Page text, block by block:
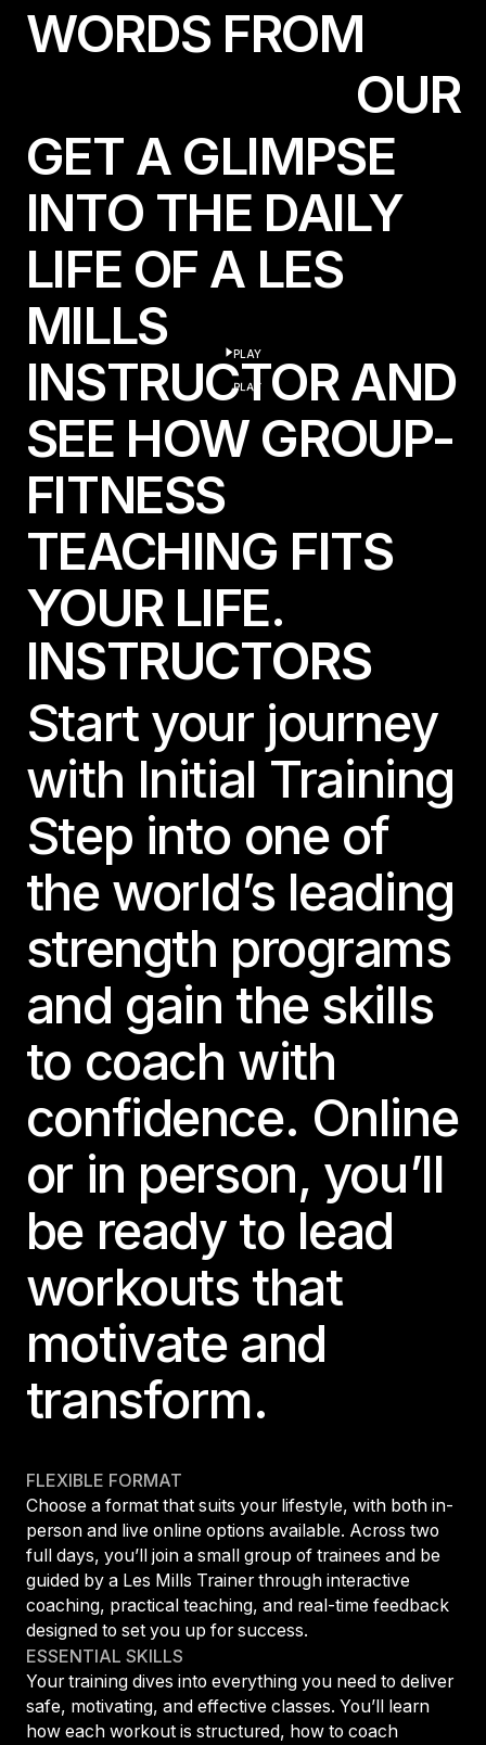
PLAY
PLAY
play
WORDS FROM
OUR
GET A GLIMPSE
INTO THE DAILY
LIFE OF A LES
MILLS
INSTRUCTOR AND
SEE HOW GROUP-
FITNESS
TEACHING FITS
YOUR LIFE.
INSTRUCTORS
Start your journey
with Initial Training
Step into one of
the world’s leading
strength programs
and gain the skills
to coach with
confidence. Online
or in person, you’ll
be ready to lead
workouts that
motivate and
transform.
FLEXIBLE FORMAT
Choose a format that suits your lifestyle, with both in-
person and live online options available. Across two
full days, you’ll join a small group of trainees and be
guided by a Les Mills Trainer through interactive
coaching, practical teaching, and real-time feedback
designed to set you up for success.
ESSENTIAL SKILLS
Your training dives into everything you need to deliver
safe, motivating, and effective classes. You’ll learn
how each workout is structured, how to coach